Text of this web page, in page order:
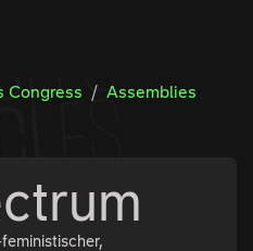
Congress
Assemblies